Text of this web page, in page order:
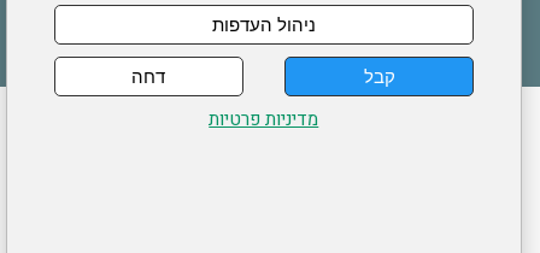
קבל דחה
ניהול העדפות
מדיניות פרטיות
בריאות
הצהרת נגישות לעדכון פרטים אישיים